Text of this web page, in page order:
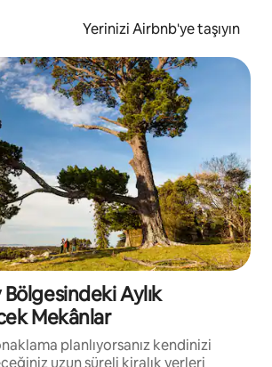
Yerinizi Airbnb'ye taşıyın
Aylık
Mekânlar
planlıyorsanız kendinizi
uzun süreli kiralık yerleri